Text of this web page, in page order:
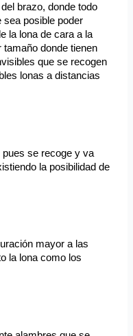
brazo, donde todo
sea posible poder
la lona de cara a la
donde tienen
que se recogen
lonas a distancias
se recoge y va
la posibilidad de
mayor a las
la lona como los